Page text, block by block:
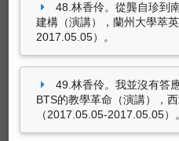
48.林香伶。從龔自珍到
建構（演講），蘭州大學萃
2017.05.05）。
49.林香伶。我並沒有答
BTS的教學革命（演講），
（2017.05.05-2017.05.05）